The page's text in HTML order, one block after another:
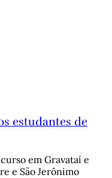
estudantes de
em Gravataí e
e São Jerônimo